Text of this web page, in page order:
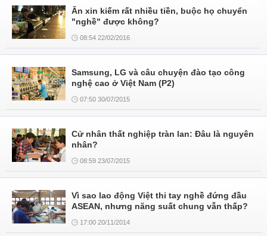
Ăn xin kiếm rất nhiều tiền, buộc họ chuyển
"nghề" được không?
08:54 22/02/2016
Samsung, LG và câu chuyện đào tạo công
nghệ cao ở Việt Nam (P2)
07:50 30/07/2015
Cử nhân thất nghiệp tràn lan: Đâu là nguyên
nhân?
08:59 23/07/2015
Vì sao lao động Việt thi tay nghề đứng đầu
ASEAN, nhưng năng suất chung vẫn thấp?
17:00 20/11/2014